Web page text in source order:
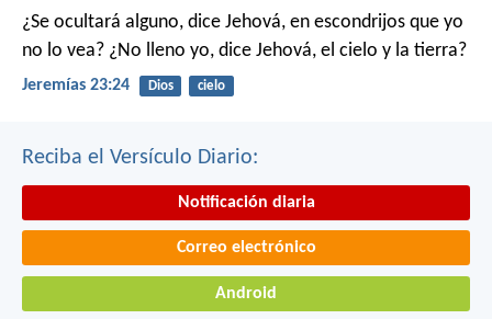
¿Se ocultará alguno, dice Jehová, en escondrijos que yo
no lo vea? ¿No lleno yo, dice Jehová, el cielo y la tierra?
Jeremías 23:24 Dios cielo
Reciba el Versículo Diario:
Notificación diaria
Correo electrónico
Android